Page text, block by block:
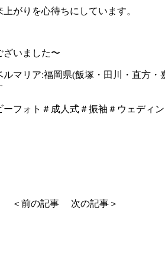
がりを心待ちにしています。
ざいました〜
ルマリア:福岡県(飯塚・田川・直方・
ーフォト＃成人式＃振袖＃ウェディ
＜前の記事 次の記事＞